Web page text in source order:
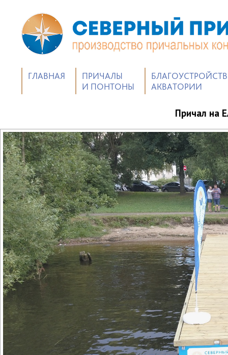
ГЛАВНАЯ
ПРИЧАЛЫ
И ПОНТОНЫ
АКВАТОРИИ
Причал на